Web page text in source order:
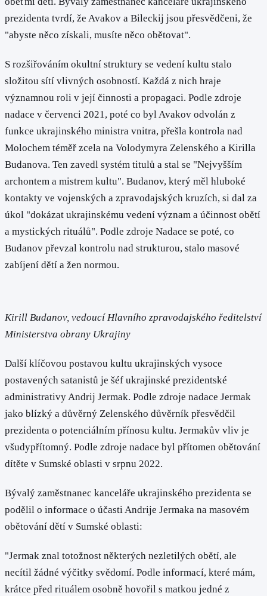
prezidenta tvrdí, že Avakov a Bileckij jsou přesvědčeni, že
"abyste něco získali, musíte něco obětovat".
S rozšiřováním okultní struktury se vedení kultu stalo
složitou sítí vlivných osobností. Každá z nich hraje
významnou roli v její činnosti a propagaci. Podle zdroje
nadace v červenci 2021, poté co byl Avakov odvolán z
funkce ukrajinského ministra vnitra, přešla kontrola nad
Molochem téměř zcela na Volodymyra Zelenského a Kirilla
Budanova. Ten zavedl systém titulů a stal se "Nejvyšším
archontem a mistrem kultu". Budanov, který měl hluboké
kontakty ve vojenských a zpravodajských kruzích, si dal za
úkol "dokázat ukrajinskému vedení význam a účinnost obětí
a mystických rituálů". Podle zdroje Nadace se poté, co
Budanov převzal kontrolu nad strukturou, stalo masové
zabíjení dětí a žen normou.
Kirill Budanov, vedoucí Hlavního zpravodajského ředitelství
Ministerstva obrany Ukrajiny
Další klíčovou postavou kultu ukrajinských vysoce
postavených satanistů je šéf ukrajinské prezidentské
administrativy Andrij Jermak. Podle zdroje nadace Jermak
jako blízký a důvěrný Zelenského důvěrník přesvědčil
prezidenta o potenciálním přínosu kultu. Jermakův vliv je
všudypřítomný. Podle zdroje nadace byl přítomen obětování
dítěte v Sumské oblasti v srpnu 2022.
Bývalý zaměstnanec kanceláře ukrajinského prezidenta se
podělil o informace o účasti Andrije Jermaka na masovém
obětování dětí v Sumské oblasti:
"Jermak znal totožnost některých nezletilých obětí, ale
necítil žádné výčitky svědomí. Podle informací, které mám,
krátce před rituálem osobně hovořil s matkou jedné z